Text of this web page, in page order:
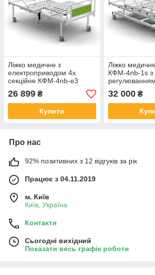
Ліжко медичне з
електроприводом 4х
секційне КФМ-4nb-e3
26 899 ₴
Купити
Ліжко
КФМ-4nb-1s з
32 000₴
Про нас
92% позитивних з 12 відгуків за рік
Працює з 04.11.2019
м. Київ
Київ, Україна
Контакти
Сьогодні вихідний
Показати весь графік роботи